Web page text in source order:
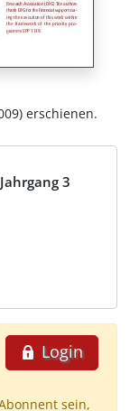
erschienen.
3
Login
sein,